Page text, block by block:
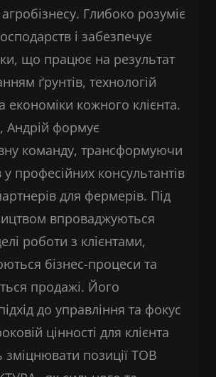
Глибоко розуміє
і забезпечує
що працює на результат
ґрунтів, технологій
економіки кожного клієнта.
Андрій формує
команду, трансформуючи
професійних консультантів
для фермерів. Під
впроваджуються
роботи з клієнтами,
бізнес-процеси та
продажі. Його
до управління та фокус
цінності для клієнта
зміцнювати позиції ТОВ